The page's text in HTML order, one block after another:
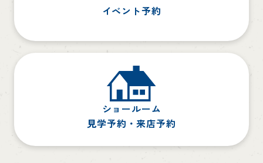
イベント予約
ショールーム
見学予約・来店予約